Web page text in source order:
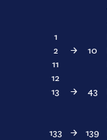
1
2
→ 10
11
12
13
→ 43
133
→ 139